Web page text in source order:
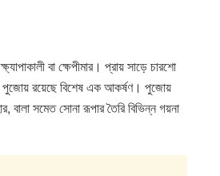
বা ক্ষ‍েপীমার। প্রায় সাড়ে চারশো
পুজোয় রয়েছে বিশেষ এক আকর্ষণ। পুজোয়
সমেত সোনা রূপার তৈরি বিভিন্ন গয়না